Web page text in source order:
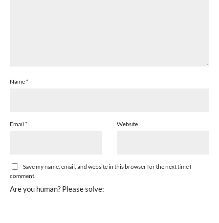
Name*
Email * Website
Save my name, email, and website in this browser for the next time I
comment.
Are you human? Please solve: